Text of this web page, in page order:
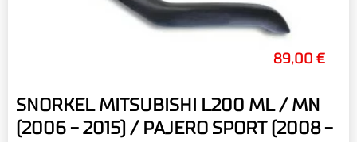
89,00 €
SNORKEL MITSUBISHI L200 ML / MN
(2006 - 2015) / PAJERO SPORT (2008 -